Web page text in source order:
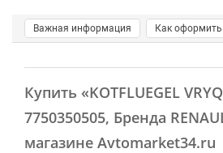
Важная информация Как оформить
Купить «KOTFLUEGEL
7750350505, Бренда
магазине Avtomarket34.ru